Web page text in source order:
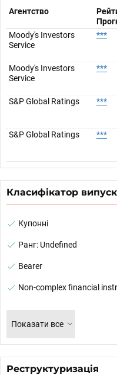
Агентство
Moody's Investors
Service
***
Moody's Investors
Service
***
S&P Global Ratings ***
S&P Global Ratings ***
Класифікатор
Купонні
Ранг: Undefined
Bearer
Non-complex financial
Показати все
Реструктуризація